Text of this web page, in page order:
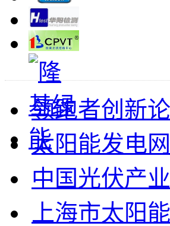
领跑者创新
太阳能发电网
中国光伏产
上海市太阳